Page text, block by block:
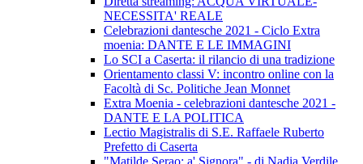
NECESSITA' REALE
Celebrazioni dantesche 2021 - Ciclo Extra
moenia: DANTE E LE IMMAGINI
Lo SCI a Caserta: il rilancio di una tradizione
Orientamento classi V: incontro online con la
Facoltà di Sc. Politiche Jean Monnet
Extra Moenia - celebrazioni dantesche 2021 -
DANTE E LA POLITICA
Lectio Magistralis di S.E. Raffaele Ruberto
Prefetto di Caserta